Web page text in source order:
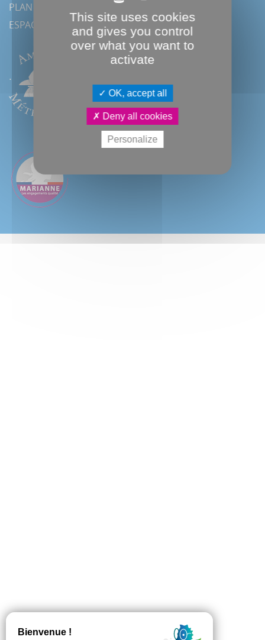
PLAN DU SITE
ESPACE PRESSE
This site uses cookies
and gives you control
over what you want to
activate
OK, accept all
Deny all cookies
Personalize